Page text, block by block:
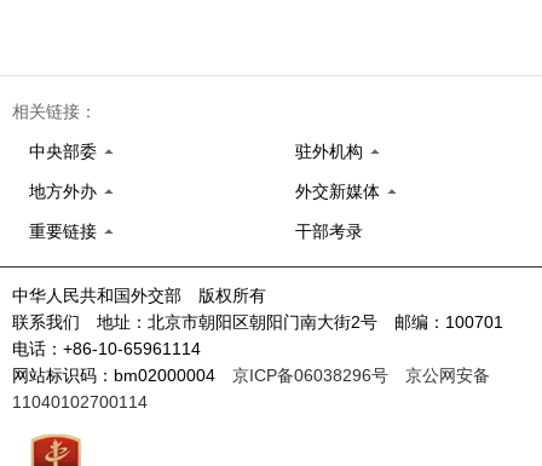
相关链接：
中央部委 驻外机构
地方外办 外交新媒体
重要链接 干部考录
中华人民共和国外交部 版权所有
联系我们 地址：北京市朝阳区朝阳门南大街2号 邮编：100701
电话：+86-10-65961114
网站标识码：bm02000004 京ICP备06038296号
京公网安备
11040102700114